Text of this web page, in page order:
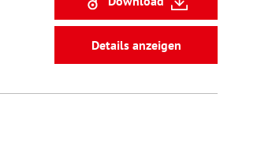
Details anzeigen